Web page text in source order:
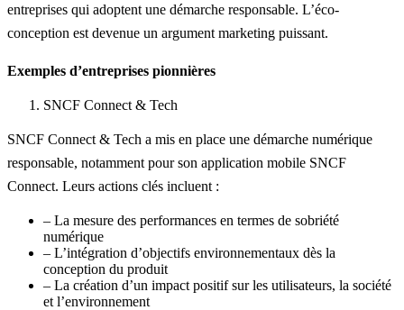
entreprises qui adoptent une démarche responsable. L’éco-
conception est devenue un argument marketing puissant.
Exemples d’entreprises pionnières
SNCF Connect & Tech
SNCF Connect & Tech a mis en place une démarche numérique
responsable, notamment pour son application mobile SNCF
Connect. Leurs actions clés incluent :
– La mesure des performances en termes de sobriété
numérique
– L’intégration d’objectifs environnementaux dès la
conception du produit
– La création d’un impact positif sur les utilisateurs, la société
et l’environnement